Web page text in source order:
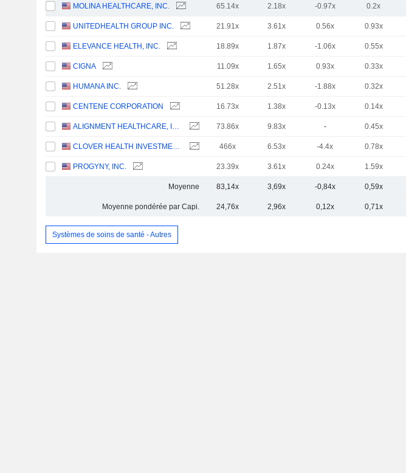
MOLINA HEALTHCARE, INC. 65.14x 2.18x -0.97x 0.2x
UNITEDHEALTH GROUP INC. 21.91x 3.61x 0.56x 0.93x
ELEVANCE HEALTH, INC. 18.89x 1.87x -1.06x 0.55x
CIGNA 11.09x 1.65x 0.93x 0.33x
HUMANA INC. 51.28x 2.51x -1.88x 0.32x
CENTENE CORPORATION 16.73x 1.38x -0.13x 0.14x
ALIGNMENT HEALTHCARE, INC. 73.86x 9.83x - 0.45x
CLOVER HEALTH INVESTMENTS, CORP. 466x 6.53x -4.4x 0.78x
PROGYNY, INC. 23.39x 3.61x 0.24x 1.59x
Moyenne 83,14x 3,69x -0,84x 0,59x
Moyenne pondérée par Capi. 24,76x 2,96x 0,12x 0,71x
Systèmes de soins de santé - Autres